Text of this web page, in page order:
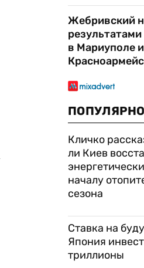
Жебривский
в Мариуполе и
Кличко
ли Киев
началу
сезона
Ставка на
Япония
триллионы